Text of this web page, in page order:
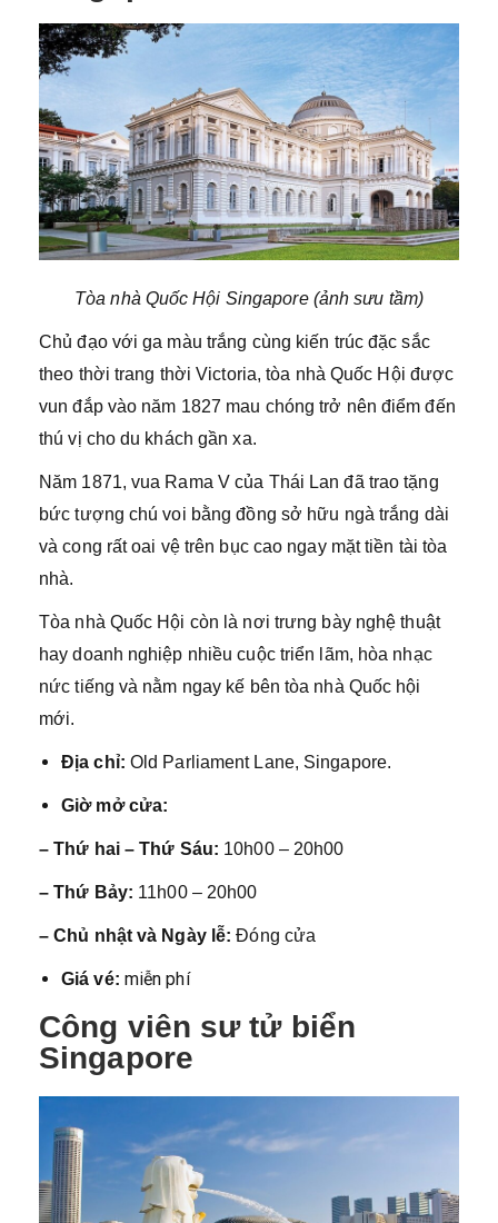
Tòa nhà Quốc Hội Singapore (ảnh sưu tầm)
Chủ đạo với ga màu trắng cùng kiến trúc đặc sắc
theo thời trang thời Victoria, tòa nhà Quốc Hội được
vun đắp vào năm 1827 mau chóng trở nên điểm đến
thú vị cho du khách gần xa.
Năm 1871, vua Rama V của Thái Lan đã trao tặng
bức tượng chú voi bằng đồng sở hữu ngà trắng dài
và cong rất oai vệ trên bục cao ngay mặt tiền tài tòa
nhà.
Tòa nhà Quốc Hội còn là nơi trưng bày nghệ thuật
hay doanh nghiệp nhiều cuộc triển lãm, hòa nhạc
nức tiếng và nằm ngay kế bên tòa nhà Quốc hội
mới.
Địa chỉ: Old Parliament Lane, Singapore.
Giờ mở cửa:
– Thứ hai – Thứ Sáu: 10h00 – 20h00
– Thứ Bảy: 11h00 – 20h00
– Chủ nhật và Ngày lễ: Đóng cửa
Giá vé: miễn phí
Công viên sư tử biển
Singapore